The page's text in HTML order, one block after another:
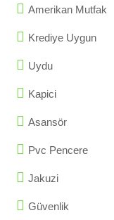
Amerikan Mutfak
Krediye Uygun
Uydu
Kapici
Asansör
Pvc Pencere
Jakuzi
Güvenlik